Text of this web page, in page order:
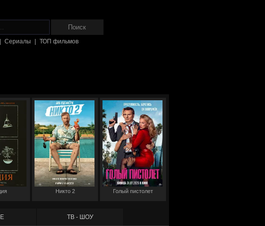
Сериалы ТОП фильмов
Никто 2 Голый пистолет
ТВ - ШОУ